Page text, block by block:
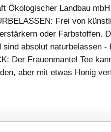
Ökologischer Landbau
Frei von
oder Farbstoffen.
sind absolut naturbelassen -
Der Frauenmantel Tee
aber mit etwas Honig